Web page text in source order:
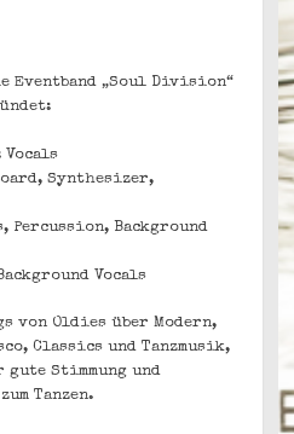
Eventband „Soul Division“
Vocals
Synthesizer,
Percussion, Background
Vocals
von Oldies über Modern,
Classics und Tanzmusik,
Stimmung und
Tanzen.